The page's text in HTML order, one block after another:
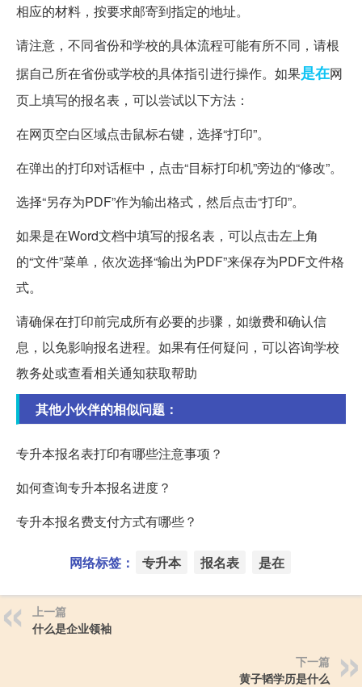
相应的材料，按要求邮寄到指定的地址。
请注意，不同省份和学校的具体流程可能有所不同，请根
据自己所在省份或学校的具体指引进行操作。如果是在网
页上填写的报名表，可以尝试以下方法：
在网页空白区域点击鼠标右键，选择“打印”。
在弹出的打印对话框中，点击“目标打印机”旁边的“修改”。
选择“另存为PDF”作为输出格式，然后点击“打印”。
如果是在Word文档中填写的报名表，可以点击左上角
的“文件”菜单，依次选择“输出为PDF”来保存为PDF文件格
式。
请确保在打印前完成所有必要的步骤，如缴费和确认信
息，以免影响报名进程。如果有任何疑问，可以咨询学校
教务处或查看相关通知获取帮助
其他小伙伴的相似问题：
专升本报名表打印有哪些注意事项？
如何查询专升本报名进度？
专升本报名费支付方式有哪些？
网络标签： 专升本 报名表 是在
上一篇
什么是企业领袖
下一篇
黄子韬学历是什么